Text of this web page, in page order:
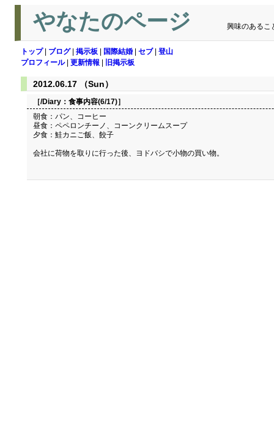
やなたのページ 興味のあるこ
トップ| ブログ| 掲示板 国際結婚 セブ| 登山
プロフィール| 更新情報 旧掲示板
2012.06.17 （Sun）
［/Diary： 食事内容(6/17)］
朝食：パン、コーヒー
昼食：ペペロンチーノ、コーンクリームスープ
夕食：鮭カニご飯、餃子
会社に荷物を取りに行った後、ヨドバシで小物の買い物。